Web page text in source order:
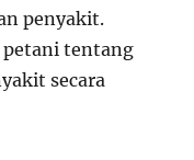
penyakit.
petani tentang
secara